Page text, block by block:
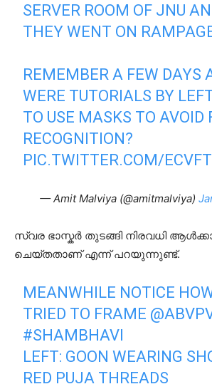
SERVER ROOM OF JNU
THEY WENT ON
REMEMBER A FEW DAYS
WERE TUTORIALS BY
TO USE MASKS TO AVOID
RECOGNITION?
PIC.TWITTER.COM/
— Amit Malviya (@amitmalviya)
സ്വര ഭാസ്കർ തുടങ്ങി നിരവധി
ചെയ്തതാണ് എന്ന് പറയുന്നുണ്ട്.
MEANWHILE NOTICE
TRIED TO FRAME
#SHAMBHAVI
LEFT: GOON WEARING
RED PUJA THREADS